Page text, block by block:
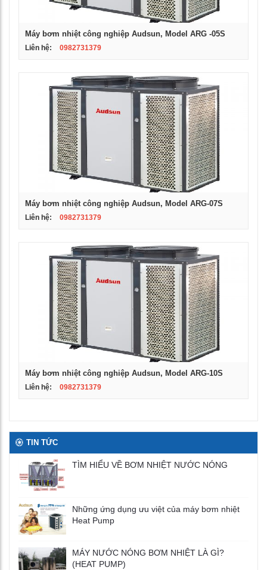
Máy bơm nhiệt công nghiệp Audsun, Model ARG -05S
Liên hệ: 0982731379
Máy bơm nhiệt công nghiệp Audsun, Model ARG-07S
Liên hệ: 0982731379
Máy bơm nhiệt công nghiệp Audsun, Model ARG-10S
Liên hệ: 0982731379
TIN TỨC
TÌM HIỂU VỀ BƠM NHIỆT NƯỚC NÓNG
Những ứng dụng ưu việt của máy bơm nhiệt
Heat Pump
MÁY NƯỚC NÓNG BƠM NHIỆT LÀ GÌ?
(HEAT PUMP)